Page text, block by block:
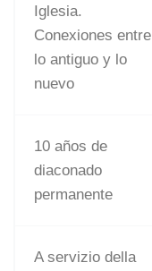
Iglesia.
Conexiones entre
lo antiguo y lo
nuevo
10 años de
diaconado
permanente
A servizio della